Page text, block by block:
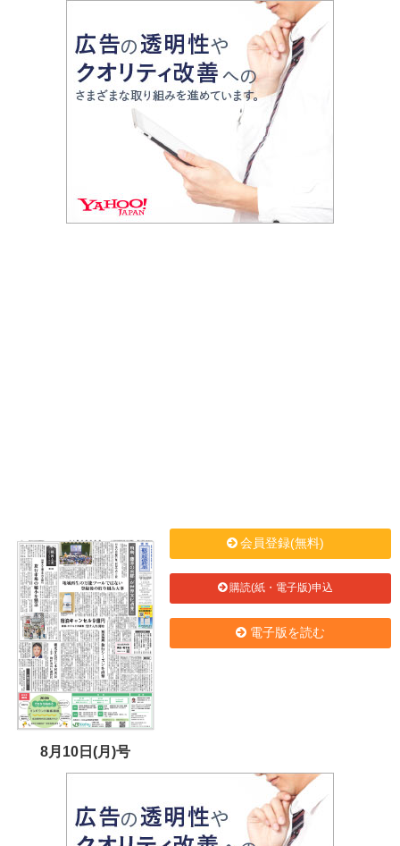
8月10日(月)号
会員登録(無料)
購読(紙・電子版)申込
電子版を読む